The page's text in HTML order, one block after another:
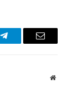
Telegram Email